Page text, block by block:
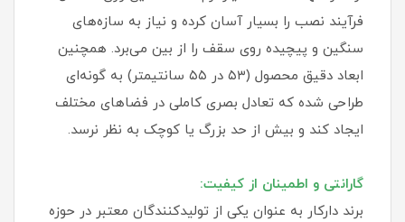
فرآیند نصب را بسیار آسان کرده و نیاز به سازه‌های
سنگین و پیچیده روی سقف را از بین می‌برد. همچنین
ابعاد دقیق محصول (۵۳ در ۵۵ سانتیمتر) به گونه‌ای
طراحی شده که تعادل بصری کاملی در فضاهای مختلف
ایجاد کند و بیش از حد بزرگ یا کوچک به نظر نرسد.
گارانتی و اطمینان از کیفیت:
برند دارکار به عنوان یکی از تولیدکنندگان معتبر در حوزه